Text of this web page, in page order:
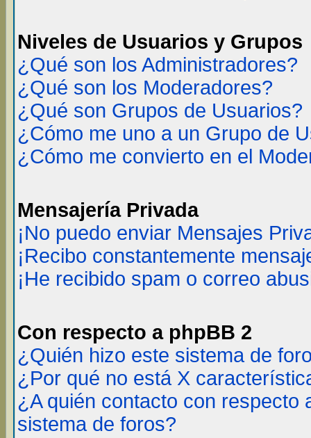
Niveles de Usuarios y Grupos
¿Qué son los Administradores?
¿Qué son los Moderadores?
¿Qué son Grupos de Usuarios?
¿Cómo me uno a un Grupo de
¿Cómo me convierto en el
Mensajería Privada
¡No puedo enviar Mensajes
¡Recibo constantemente
¡He recibido spam o correo
Con respecto a phpBB 2
¿Quién hizo este sistema de
¿Por qué no está X
¿A quién contacto con respecto
sistema de foros?